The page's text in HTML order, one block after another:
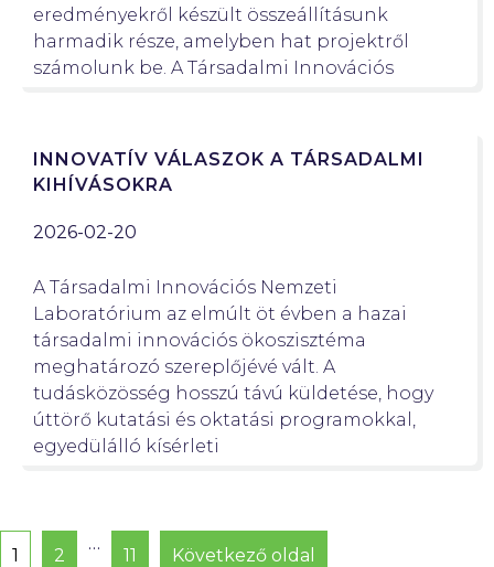
eredményekről készült összeállításunk
harmadik része, amelyben hat projektről
számolunk be. A Társadalmi Innovációs
INNOVATÍV VÁLASZOK A TÁRSADALMI
KIHÍVÁSOKRA
2026-02-20
A Társadalmi Innovációs Nemzeti
Laboratórium az elmúlt öt évben a hazai
társadalmi innovációs ökoszisztéma
meghatározó szereplőjévé vált. A
tudásközösség hosszú távú küldetése, hogy
úttörő kutatási és oktatási programokkal,
egyedülálló kísérleti
1 2
…
11 Következő oldal